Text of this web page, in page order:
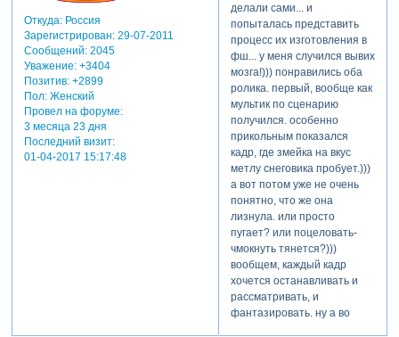
Откуда:Россия
Зарегистрирован: 29-07-2011
Сообщений:2045
Уважение: +3404
Позитив: +2899
Пол:Женский
Провел на форуме:
3 месяца 23 дня
Последний визит:
01-04-2017 15:17:48
делали сами... и
попыталась представить
процесс их изготовления в
фш... у меня случился вывих
мозга!))) понравились оба
ролика. первый, вообще как
мультик по сценарию
получился. особенно
прикольным показался
кадр, где змейка на вкус
метлу снеговика пробует.)))
а вот потом уже не очень
понятно, что же она
лизнула. или просто
пугает? или поцеловать-
чмокнуть тянется?)))
вообщем, каждый кадр
хочется останавливать и
рассматривать, и
фантазировать. ну а во